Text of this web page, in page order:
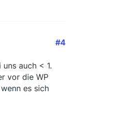
#4
auch < 1.
vor die WP
es sich